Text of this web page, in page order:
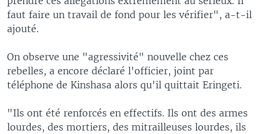
faut faire un travail de fond pour les vérifier", a-t-il
ajouté.
On observe une "agressivité" nouvelle chez ces
rebelles, a encore déclaré l'officier, joint par
téléphone de Kinshasa alors qu'il quittait Eringeti.
"Ils ont été renforcés en effectifs. Ils ont des armes
lourdes, des mortiers, des mitrailleuses lourdes, ils